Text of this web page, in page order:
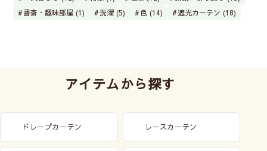
書斎・趣味部屋 (1)
洗濯 (5) 色 (14) 遮光カーテン (18)
アイテムから探す
ドレープカーテン レースカーテン